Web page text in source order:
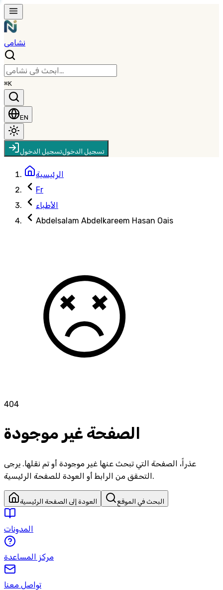
نشامى
⌘K
EN
تسجيل الدخولتسجيل الدخول
الرئيسية
Fr
الأطباء
Abdelsalam Abdelkareem Hasan Oais
404
الصفحة غير موجودة
عذراً، الصفحة التي تبحث عنها غير موجودة أو تم نقلها. يرجى
التحقق من الرابط أو العودة للصفحة الرئيسية.
العودة إلى الصفحة الرئيسية البحث في الموقع
المدونات
مركز المساعدة
تواصل معنا